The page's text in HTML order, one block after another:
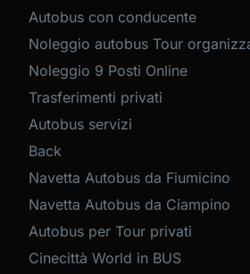
Autobus con conducente
Noleggio autobus Tour
Noleggio 9 Posti Online
Trasferimenti privati
Autobus servizi
Back
Navetta Autobus da Fiumicino
Navetta Autobus da Ciampino
Autobus per Tour privati
Cinecittà World in BUS